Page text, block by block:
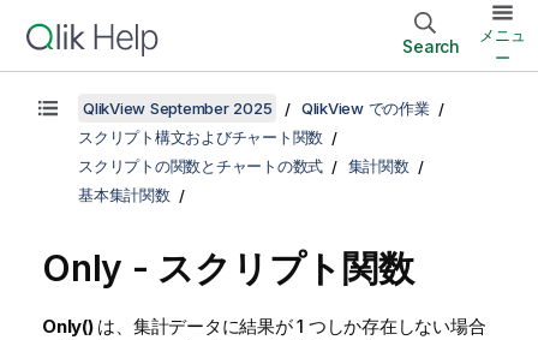
Search
メニュ
ー
QlikView September 2025
QlikView での作業
スクリプト構文およびチャート関数
スクリプトの関数とチャートの数式
集計関数
基本集計関数
Only - スクリプト関数
Only()は、集計データに結果が 1 つしか存在しない場合